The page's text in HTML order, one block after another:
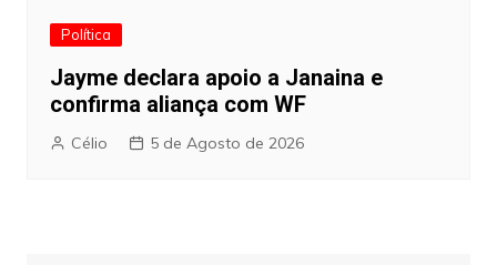
Política
Jayme declara apoio a Janaina e
confirma aliança com WF
Célio 5 de Agosto de 2026